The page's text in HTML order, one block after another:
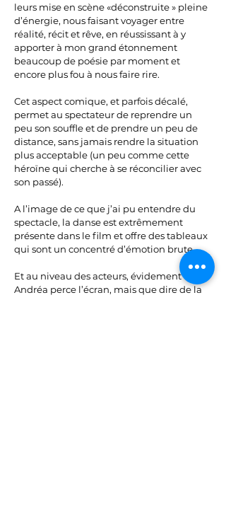
leurs mise en scène «déconstruite » pleine
d’énergie, nous faisant voyager entre
réalité, récit et rêve, en réussissant à y
apporter à mon grand étonnement
beaucoup de poésie par moment et
encore plus fou à nous faire rire.
Cet aspect comique, et parfois décalé,
permet au spectateur de reprendre un
peu son souffle et de prendre un peu de
distance, sans jamais rendre la situation
plus acceptable (un peu comme cette
héroïne qui cherche à se réconcilier avec
son passé).
A l’image de ce que j’ai pu entendre du
spectacle, la danse est extrêmement
présente dans le film et offre des tableaux
qui sont un concentré d’émotion brute
Et au niveau des acteurs, évidement
Andréa perce l’écran, mais que dire de la